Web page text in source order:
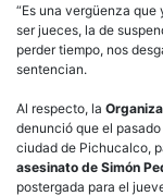
“Es una vergüenza
ser jueces, la de
perder tiempo, nos
sentencian.
Al respecto, la
denunció que el
ciudad de Pichucalco,
asesinato de Simón
postergada para el